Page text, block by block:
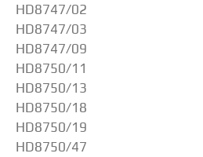
HD8747/02
HD8747/03
HD8747/09
HD8750/11
HD8750/13
HD8750/18
HD8750/19
HD8750/47